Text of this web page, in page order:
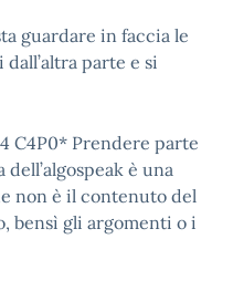
guardare in faccia le
parte e si
C4P0* Prendere parte
è una
non è il contenuto del
bensì gli argomenti o i